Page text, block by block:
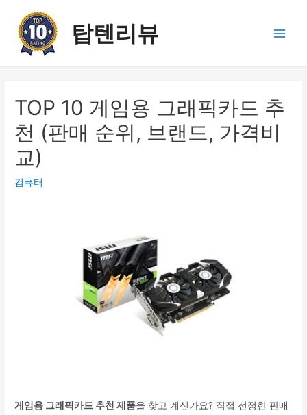
탑텐리뷰
TOP 10 게임용 그래픽카드 추
천 (판매 순위, 브랜드, 가격비
교)
컴퓨터
게임용 그래픽카드 추천 제품을 찾고 계신가요? 직접 선정한 판매